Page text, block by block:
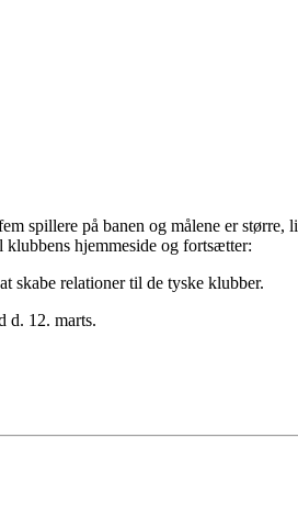
spillere på banen og målene er større,
hjemmeside og fortsætter:
skabe relationer til de tyske klubber.
d. 12. marts.